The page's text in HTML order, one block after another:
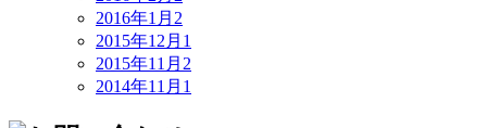
2016年1月 2
2015年12月 1
2015年11月 2
2014年11月 1